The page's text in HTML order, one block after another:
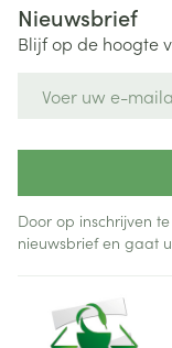
Nieuwsbrief
Blijf op de hoogte
Door op inschrijven
nieuwsbrief en gaat